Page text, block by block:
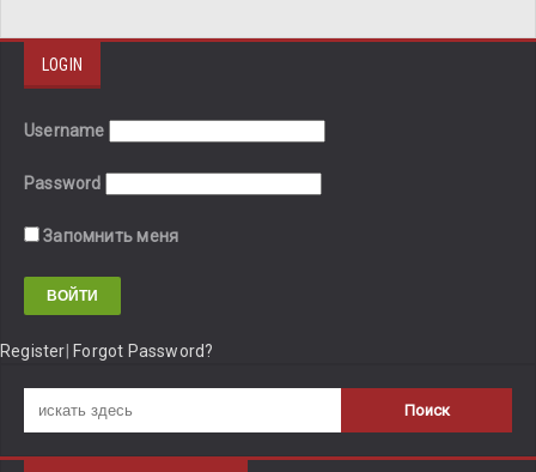
LOGIN
Username
Password
Запомнить меня
Register Forgot Password?